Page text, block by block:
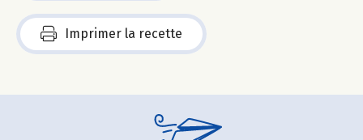
Imprimer la recette